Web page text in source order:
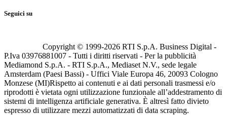
Seguici su
Copyright © 1999-2026 RTI S.p.A. Business Digital -
P.Iva 03976881007 - Tutti i diritti riservati - Per la pubblicità
Mediamond S.p.A. - RTI S.p.A., Mediaset N.V., sede legale
Amsterdam (Paesi Bassi) - Uffici Viale Europa 46, 20093 Cologno
Monzese (MI)Rispetto ai contenuti e ai dati personali trasmessi e/o
riprodotti è vietata ogni utilizzazione funzionale all’addestramento di
sistemi di intelligenza artificiale generativa. È altresì fatto divieto
espresso di utilizzare mezzi automatizzati di data scraping.